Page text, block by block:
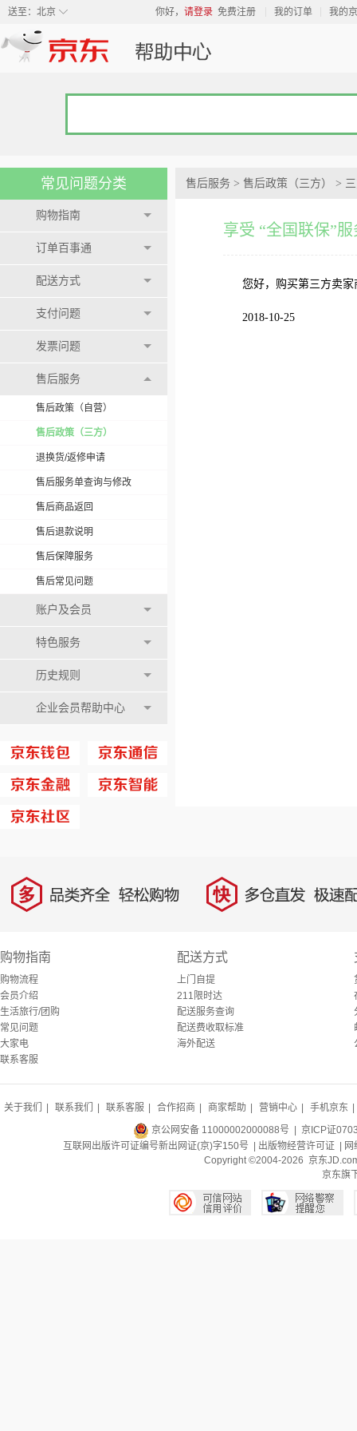
◇
送至： 北京 你好， 请登录 免费注册 我的订单 我的
常见问题分类
购物指南
订单百事通
配送方式
支付问题
发票问题
售后服务
售后政策（自营）
售后政策（三方）
退换货/返修申请
售后服务单查询与修改
售后商品返回
售后退款说明
售后保障服务
售后常见问题
账户及会员
特色服务
历史规则
企业会员帮助中心
售后服务 > 售后政策（三方） >
享受 “全国联保”
您好，购买第三方卖
2018-10-25
多 品类齐全，轻松购物 快 多仓直发，极速配
购物指南
购物流程
会员介绍
生活旅行/团购
常见问题
大家电
联系客服
配送方式
上门自提
211限时达
配送服务查询
配送费收取标准
海外配送
关于我们 联系我们 联系客服 合作招商 商家帮助 营销中心 手机京东
京公网安备 11000002000088号 | 京ICP证
互联网出版许可证编号新出网证(京)字150号 | 出版物经营许可证
Copyright ©2004-2026 京东
京东旗